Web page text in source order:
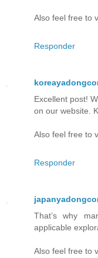
Also feel free to
Responder
Excellent post!
on our website.
Also feel free to
Responder
That’s why
applicable
Also feel free to